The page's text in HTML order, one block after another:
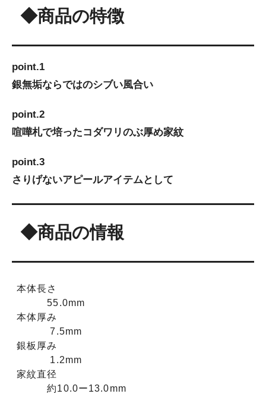
◆商品の特徴
point.1
銀無垢ならではのシブい風合い
point.2
喧嘩札で培ったコダワリのぶ厚め家紋
point.3
さりげないアピールアイテムとして
◆商品の情報
本体長さ
55.0mm
本体厚み
7.5mm
銀板厚み
1.2mm
家紋直径
約10.0ー13.0mm